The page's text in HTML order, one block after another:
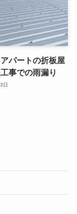
パートの折板屋
事での雨漏り
日